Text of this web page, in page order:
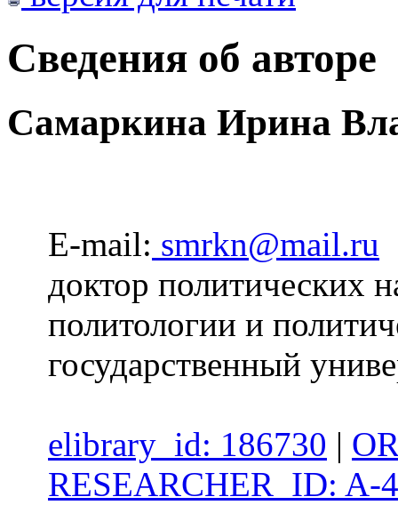
Сведения об авторе
Самаркина Ирина
E-mail: smrkn@mail.ru
доктор политических
политологии и
государственный
elibrary_id: 186730 |
RESEARCHER_ID: A-